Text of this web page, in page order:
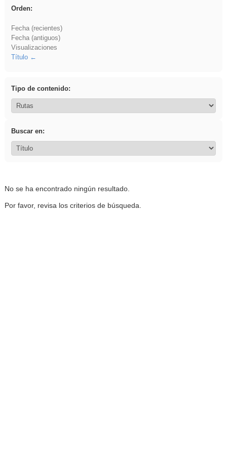
Orden:
Fecha (recientes)
Fecha (antiguos)
Visualizaciones
Título
Tipo de contenido:
Buscar en:
No se ha encontrado ningún resultado.
Por favor, revisa los criterios de búsqueda.